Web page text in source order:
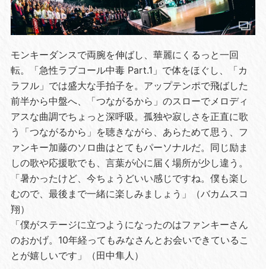
モンキーダンスで両腕を伸ばし、華麗にくるっと一回
転。「急性ラブコール中毒 Part.1」で体をほぐし、「カ
ラフル」では盛大な手拍子を。アップテンポで飛ばした
前半から中盤へ、「つながるから」のスローでメロディ
アスな曲調でちょっと深呼吸。孤独や寂しさを正直に歌
う「つながるから」を聴きながら、あらためて思う、フ
ァンキー加藤のソロ曲はとてもパーソナルだ。同じ励ま
しの歌や応援歌でも、言葉が心に届く場所が少し違う。
「暑かったけど、今ちょうどいい感じですね。僕も楽し
むので、最後まで一緒に楽しみましょう」（バカムスコ
翔）
「僕がステージに立つようになったのはファンキーさん
のおかげ。10年経ってもみなさんとお会いできているこ
とが嬉しいです」（田中隼人）